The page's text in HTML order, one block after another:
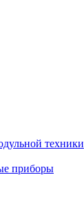
техники
приборы